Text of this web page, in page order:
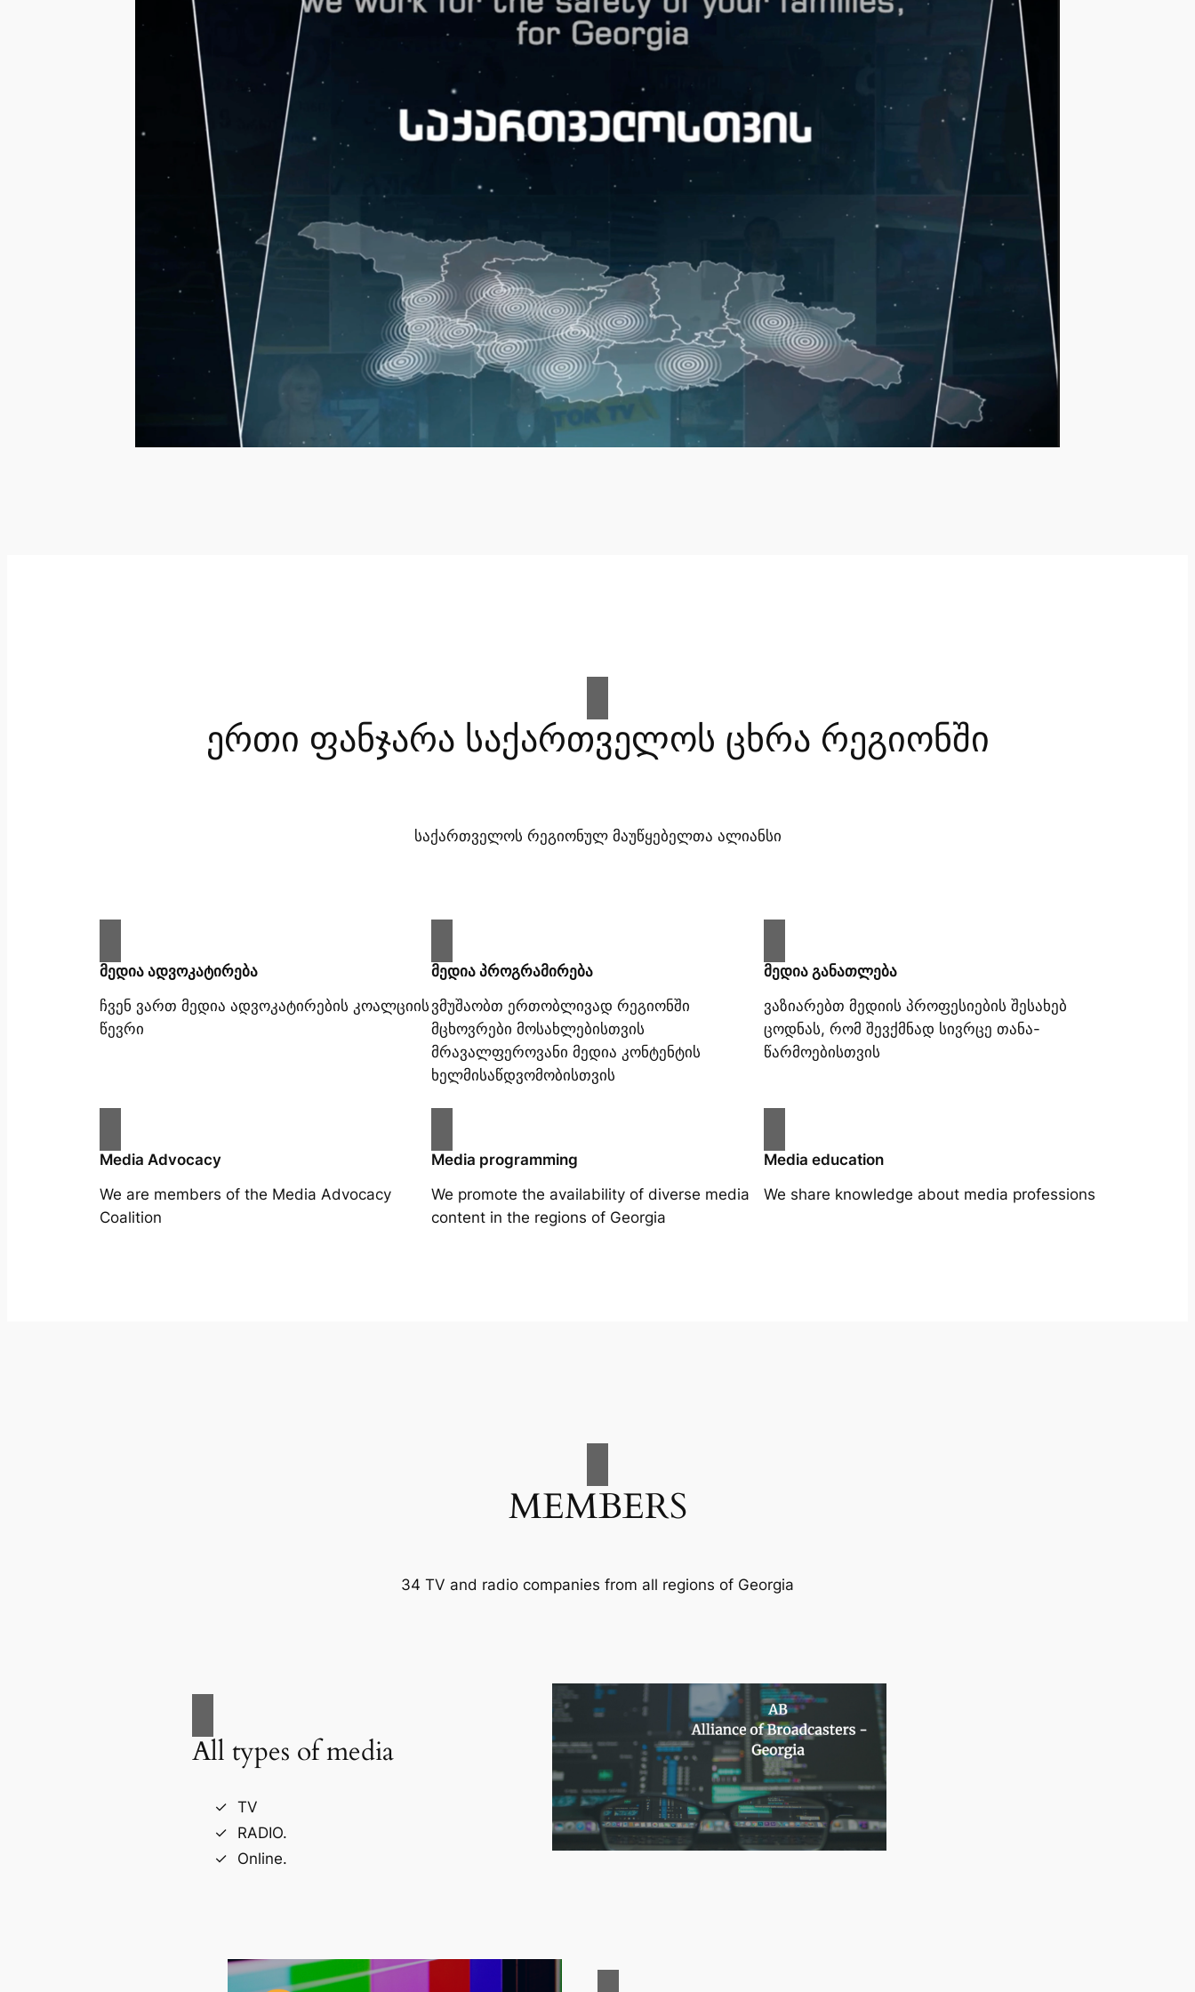
ერთი ფანჯარა საქართველოს ცხრა რეგიონში
საქართველოს რეგიონულ მაუწყებელთა ალიანსი
მედია ადვოკატირება
ჩვენ ვართ მედია ადვოკატირების კოალციის
წევრი
მედია პროგრამირება
ვმუშაობთ ერთობლივად რეგიონში
მცხოვრები მოსახლებისთვის
მრავალფეროვანი მედია კონტენტის
ხელმისაწდვომობისთვის
მედია განათლება
ვაზიარებთ მედიის პროფესიების შესახებ
ცოდნას, რომ შევქმნად სივრცე თანა-
წარმოებისთვის
Media Advocacy
We are members of the Media Advocacy
Coalition
Media programming
We promote the availability of diverse media
content in the regions of Georgia
Media education
We share knowledge about media professions
MEMBERS
34 TV and radio companies from all regions of Georgia
All types of media
TV
RADIO.
Online.